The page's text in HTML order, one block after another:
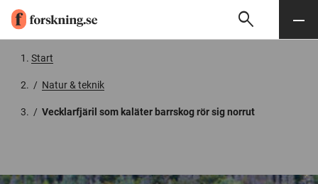
Söksearch Meny
Start
/ Natur & teknik
/ Vecklarfjäril som kaläter barrskog rör sig norrut